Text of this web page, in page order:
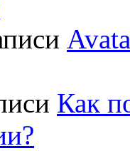
Как